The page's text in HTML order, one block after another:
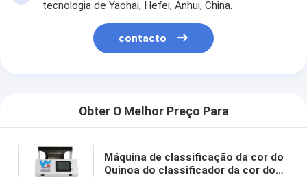
tecnologia de Yaohai, Hefei, Anhui, China.
contacto
Obter O Melhor Preço Para
Máquina de classificação da cor do
Quinoa do classificador da cor do